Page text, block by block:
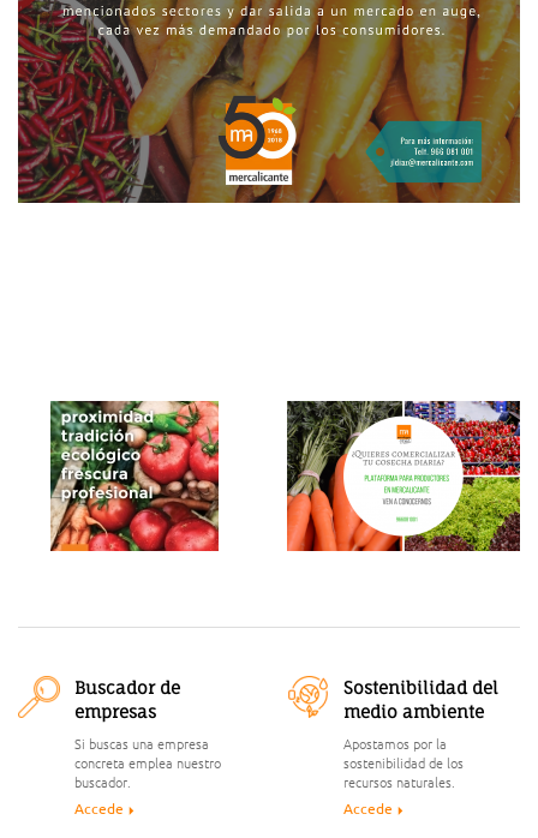
Buscador de
empresas
Si buscas una empresa
concreta emplea nuestro
buscador.
Accede
Sostenibilidad del
medio ambiente
Apostamos por la
sostenibilidad de los
recursos naturales.
Accede